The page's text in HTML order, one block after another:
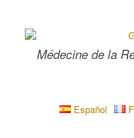
content
Médecine de la
Español